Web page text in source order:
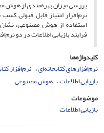
بررسی میزان بهره‌مندی از هوش
نرم‌افزار امتیاز قابل قبولی
استفاده از هوش مصنوعی،
فرایند بازیابی اطلاعات در دو
کلیدواژه‌ها
نرم‌افزارهای کتابخانه‌ای نرم‌افزار
بازیابی اطلاعات هوش مصنوعی
موضوعات
بازیابی اطلاعات